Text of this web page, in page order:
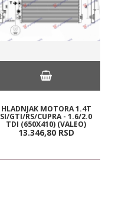
HLADNJAK MOTORA 1.4T
SI/GTI/RS/CUPRA - 1.6/2.0
TDI (650X410) (VALEO)
13.346,80 RSD